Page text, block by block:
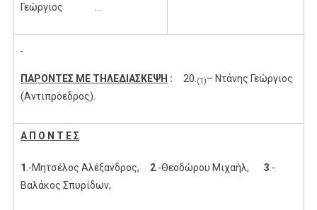
Γεώργιος …
ΠΑΡΟΝΤΕΣ ΜΕ ΤΗΛΕΔΙΑΣΚΕΨΗ : 20. (1 )– Ντάνης Γεώργιος
(Αντιπρόεδρος).
Α Π Ο Ν Τ Ε Σ
1 .-Μητσέλος Αλέξανδρος, 2.-Θεοδώρου Μιχαήλ, 3 .-
Βαλάκος Σπυρίδων,